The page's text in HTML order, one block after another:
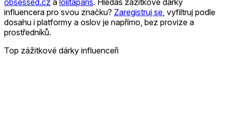
influencera pro svou značku? Zaregistruj se , vyfiltruj podle
dosahu i platformy a oslov je napřímo, bez provize a
prostředníků.
Top zážitkové dárky influenceři